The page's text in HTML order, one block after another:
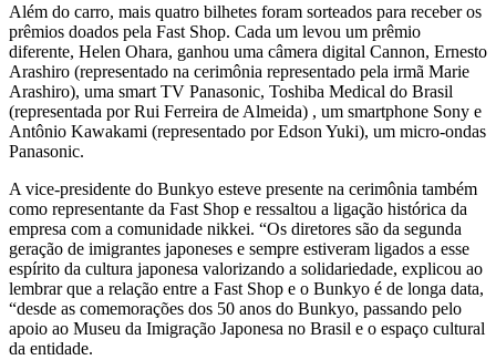
Além do carro, mais quatro bilhetes foram sorteados para receber os
prêmios doados pela Fast Shop. Cada um levou um prêmio
diferente, Helen Ohara, ganhou uma câmera digital Cannon, Ernesto
Arashiro (representado na cerimônia representado pela irmã Marie
Arashiro), uma smart TV Panasonic, Toshiba Medical do Brasil
(representada por Rui Ferreira de Almeida) , um smartphone Sony e
Antônio Kawakami (representado por Edson Yuki), um micro-ondas
Panasonic.
A vice-presidente do Bunkyo esteve presente na cerimônia também
como representante da Fast Shop e ressaltou a ligação histórica da
empresa com a comunidade nikkei. “Os diretores são da segunda
geração de imigrantes japoneses e sempre estiveram ligados a esse
espírito da cultura japonesa valorizando a solidariedade, explicou ao
lembrar que a relação entre a Fast Shop e o Bunkyo é de longa data,
“desde as comemorações dos 50 anos do Bunkyo, passando pelo
apoio ao Museu da Imigração Japonesa no Brasil e o espaço cultural
da entidade.